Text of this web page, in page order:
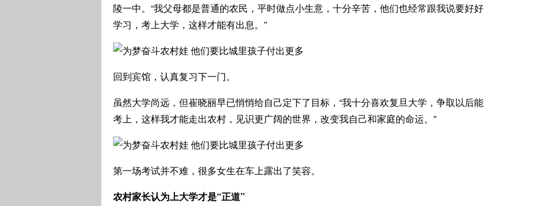
陵一中。“我父母都是普通的农民，平时做点小生意，十分辛苦，他们也经常跟我说要好好
学习，考上大学，这样才能有出息。”
回到宾馆，认真复习下一门。
虽然大学尚远，但崔晓丽早已悄悄给自己定下了目标，“我十分喜欢复旦大学，争取以后能
考上，这样我才能走出农村，见识更广阔的世界，改变我自己和家庭的命运。”
第一场考试并不难，很多女生在车上露出了笑容。
农村家长认为上大学才是“正道”